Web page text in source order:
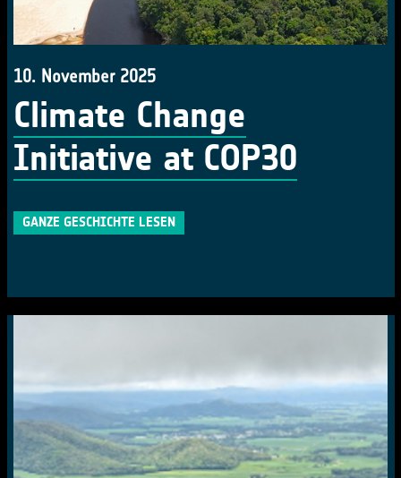
10. November 2025
Climate Change
Initiative at COP30
GANZE GESCHICHTE LESEN